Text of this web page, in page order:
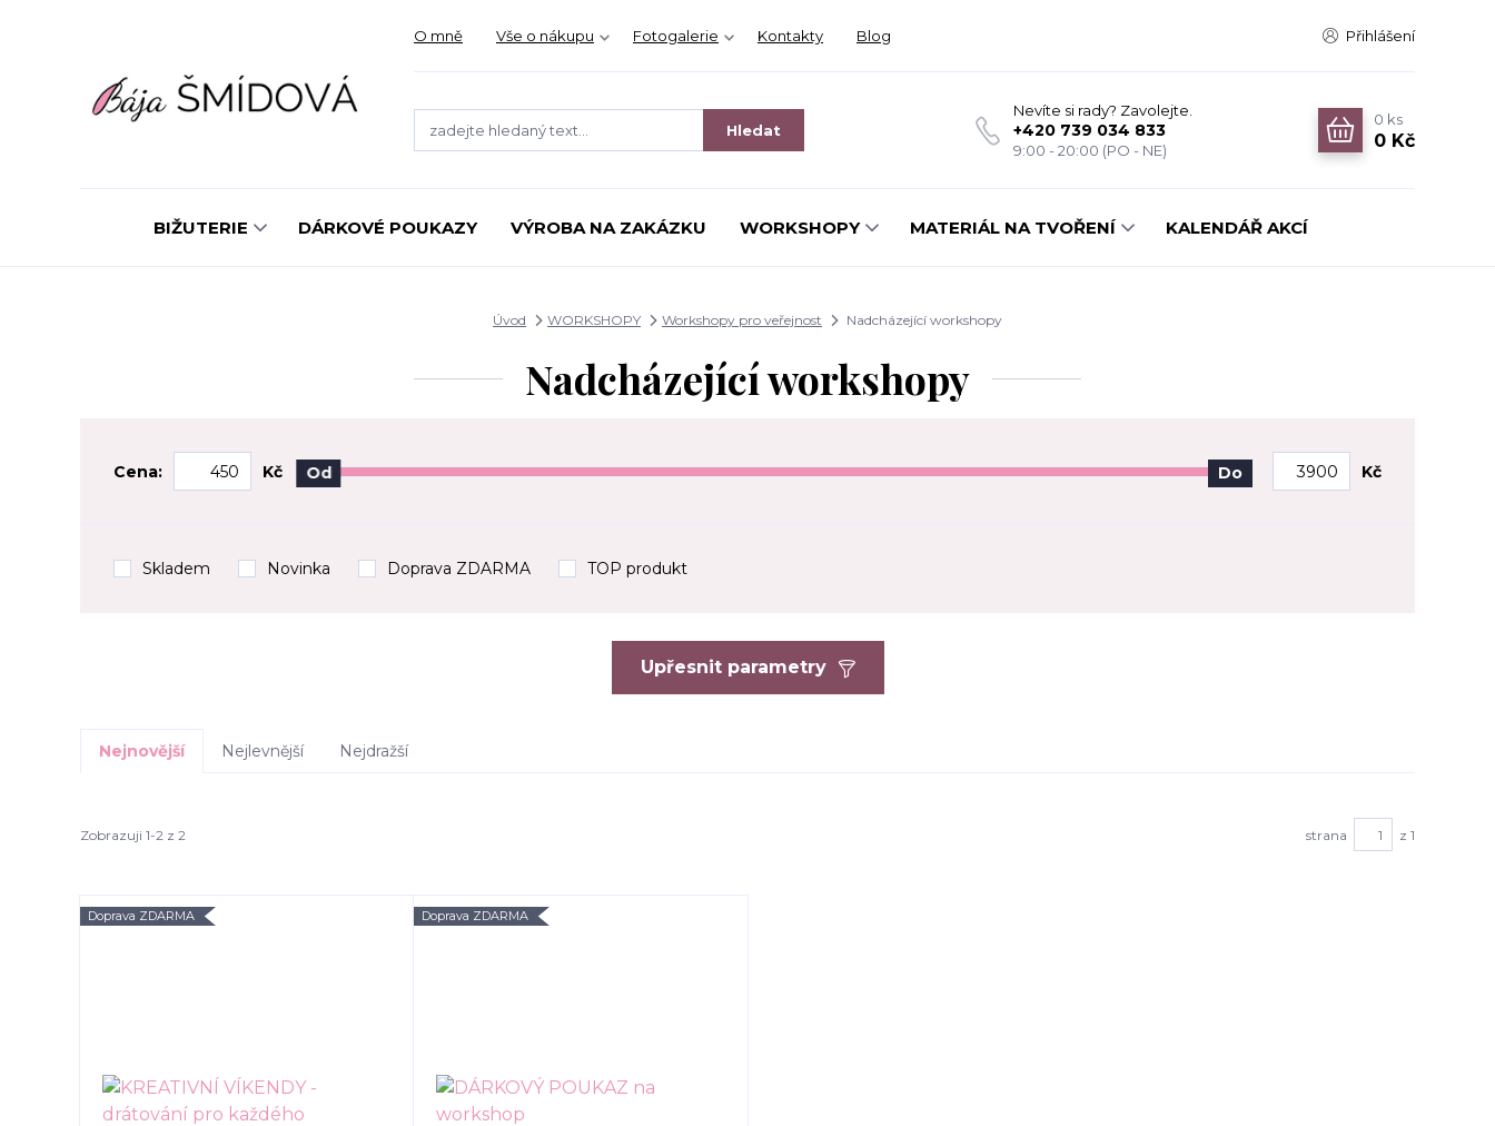
O mně Vše o nákupu Fotogalerie Kontakty Blog Přihlášení
Hledat
Nevíte si rady? Zavolejte.
+420 739 034 833
9:00 - 20:00 (PO - NE)
0 ks
0 Kč
BIŽUTERIE DÁRKOVÉ POUKAZY VÝROBA NA ZAKÁZKU WORKSHOPY MATERIÁL NA TVOŘENÍ KALENDÁŘ AKCÍ
Úvod WORKSHOPY Workshopy pro veřejnost Nadcházející workshopy
Nadcházející workshopy
Upřesnit parametry
Cena: Kč Od Do Kč
Skladem Novinka Doprava ZDARMA TOP produkt
Nejnovější Nejlevnější Nejdražší
Zobrazuji 1-2 z 2 strana z 1
Doprava ZDARMA Doprava ZDARMA